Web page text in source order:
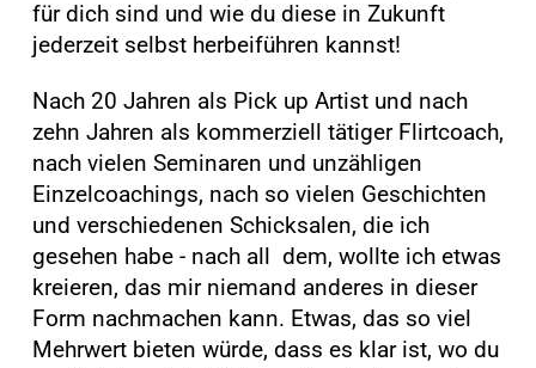
für dich sind und wie du diese in Zukunft
jederzeit selbst herbeiführen kannst!
Nach 20 Jahren als Pick up Artist und nach
zehn Jahren als kommerziell tätiger Flirtcoach,
nach vielen Seminaren und unzähligen
Einzelcoachings, nach so vielen Geschichten
und verschiedenen Schicksalen, die ich
gesehen habe - nach all dem, wollte ich etwas
kreieren, das mir niemand anderes in dieser
Form nachmachen kann. Etwas, das so viel
Mehrwert bieten würde, dass es klar ist, wo du